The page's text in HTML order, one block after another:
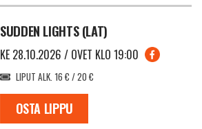
SUDDEN LIGHTS (LAT)
KE 28.10.2026 / OVET KLO 19:00
LIPUT ALK. 16 € / 20 €
OSTA LIPPU